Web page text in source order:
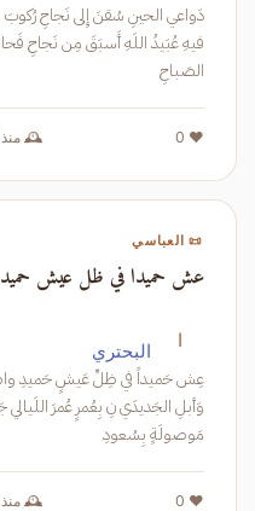
الصَباحِ
❤️ 0 🕰️ منذ 1,129 عام
📜 العباسي
عش حميدا في ظل عيش حميد
ا البحتري
مَوصولَةٍ بِسُعودِ
❤️ 0 🕰️ منذ 1,129 عام